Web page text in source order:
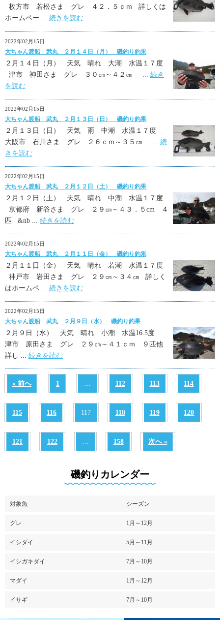
枚方市 若松さま グレ ４２．５ｃｍ 詳しくは
ホームペー ... 続きを読む
2022年02月15日
大ちゃん渡船 武丸 ２月１４日（月） 磯釣り釣果
２月１４日（月） 天気 晴れ 大潮 水温１７度
津市 神田さま グレ ３０㎝～４２㎝ ... 続き
を読む
2022年02月15日
大ちゃん渡船 武丸 ２月１３日（日） 磯釣り釣果
２月１３日（日） 天気 雨 中潮 水温１７度
大阪市 石川さま グレ ２６ｃｍ～３５㎝ ... 続
きを読む
2022年02月15日
大ちゃん渡船 武丸 ２月１２日（土） 磯釣り釣果
２月１２日（土） 天気 晴れ 中潮 水温１７度
京都府 新谷さま グレ ２９㎝～４３．５cm ４
匹 &nb ... 続きを読む
2022年02月15日
大ちゃん渡船 武丸 ２月１１日（金） 磯釣り釣果
２月１１日（金） 天気 晴れ 若潮 水温１７度
神戸市 岩田さま グレ ２９㎝～３４㎝ 詳しく
はホームペ ... 続きを読む
2022年02月15日
大ちゃん渡船 武丸 ２月９日（水） 磯釣り釣果
２月９日（水） 天気 晴れ 小潮 水温16.5度
津市 原田さま グレ ２９㎝～４１ｃｍ ９匹他
詳し ... 続きを読む
« 前へ 1 … 112 113 114
115 116 117 118 119 120
121 122 … 158 次へ »
磯釣りカレンダー
対象魚 シーズン
グレ 1月～12月
イシダイ 5月～11月
イシガキダイ 7月～10月
マダイ 1月～12月
イサギ 7月～10月